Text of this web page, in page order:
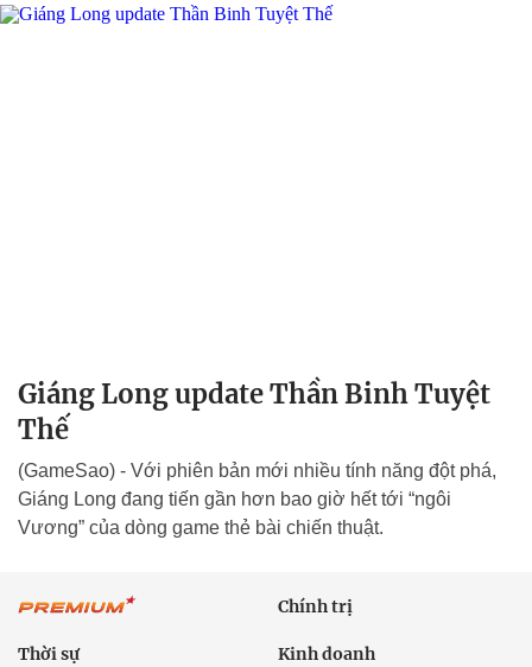
Giáng Long update Thần Binh Tuyệt
Thế
(GameSao) - Với phiên bản mới nhiều tính năng đột phá,
Giáng Long đang tiến gần hơn bao giờ hết tới “ngôi
Vương” của dòng game thẻ bài chiến thuật.
Chính trị
Thời sự Kinh doanh